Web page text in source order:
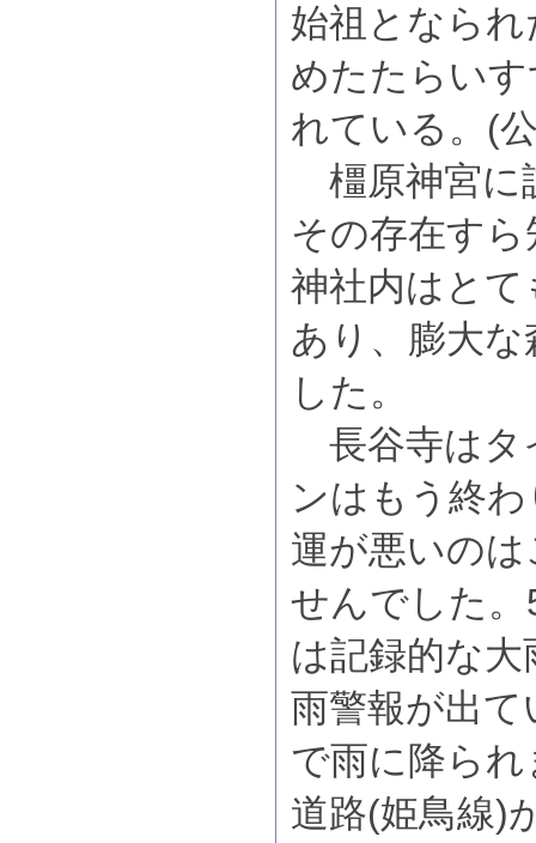
始祖となら
めたたらい
れている。(
橿原神宮に
その存在す
神社内はと
あり、膨大
した。
長谷寺はタ
ンはもう終
運が悪いの
せんでした
は記録的な
雨警報が出
で雨に降ら
道路(姫鳥線)